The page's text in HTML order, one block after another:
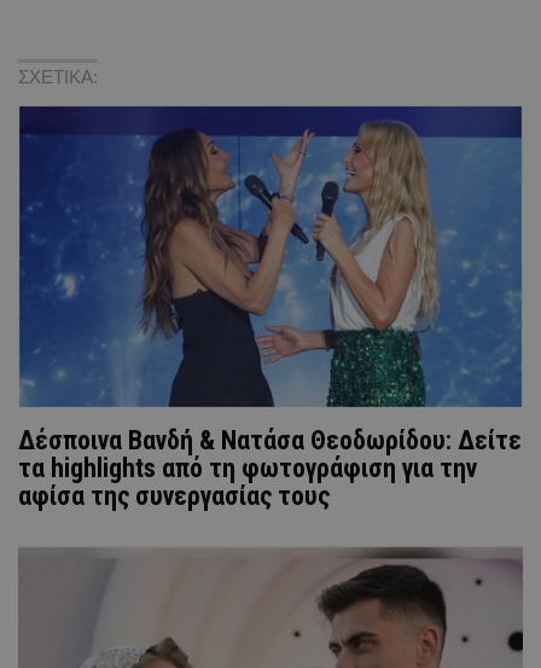
ΣΧΕΤΙΚΑ:
Δέσποινα Βανδή & Νατάσα Θεοδωρίδου: Δείτε
τα highlights από τη φωτογράφιση για την
αφίσα της συνεργασίας τους